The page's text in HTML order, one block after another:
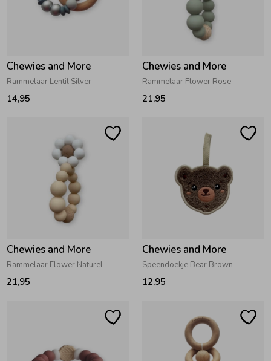
Zwemkleding
Vesten
Colberts & Gilets
Boxpakjes
Rompers
Zwemkleding
Vesten
Rokken & Skorts
Jumpsuits
Cadeaubonnen
Kledingaccessoires
Babyaccessoires
Verzorgingsproducten
Beenmode
Winteraccessoires
Winterjassen
Zwemvesten & Zwembandjes
Winterjassen
Chewies and More
Rammelaar Lentil Silver
14,95
Chewies and More
Rammelaar Flower Rose
21,95
Chewies and More
Rammelaar Flower Naturel
21,95
Chewies and More
Speendoekje Bear Brown
12,95